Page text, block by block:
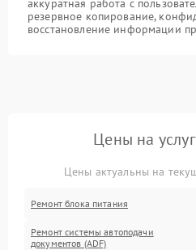
аккуратная работа с
резервное копирование,
восстановление информации
Цены на
Цены актуальны на
Ремонт блока питания
Ремонт системы автоподачи
документов (ADF)